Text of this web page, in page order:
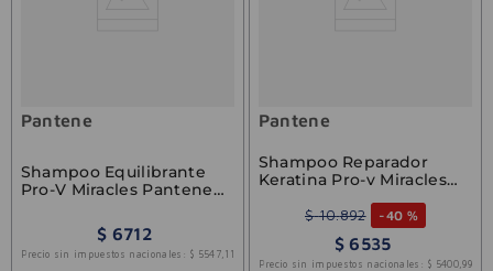
Pantene
Shampoo Equilibrante
Pro-V Miracles Pantene
$ 6712
Precio sin impuestos nacionales: $ 5547 11
Pantene
Shampoo Reparador
Keratina Pro-v Miracles
$ 10.892 -40 %
$ 6535
Precio sin impuestos nacionales: $ 5400 ,99